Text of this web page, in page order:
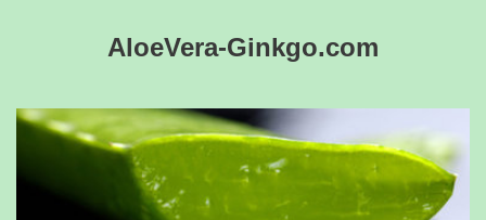
AloeVera-Ginkgo.com